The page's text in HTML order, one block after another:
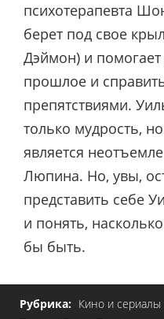
психотерапевта
берет под свое
Дэймон) и
прошлое и
препятствиями.
только мудрость,
является
Люпина. Но, увы,
представить себе
и понять,
бы быть.
Рубрика: Кино и сериалы